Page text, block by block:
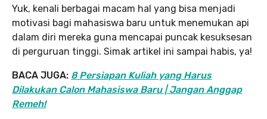
Yuk, kenali berbagai macam hal yang bisa menjadi
motivasi bagi mahasiswa baru untuk menemukan api
dalam diri mereka guna mencapai puncak kesuksesan
di perguruan tinggi. Simak artikel ini sampai habis, ya!
BACA JUGA: 8 Persiapan Kuliah yang Harus
Dilakukan Calon Mahasiswa Baru | Jangan Anggap
Remeh!